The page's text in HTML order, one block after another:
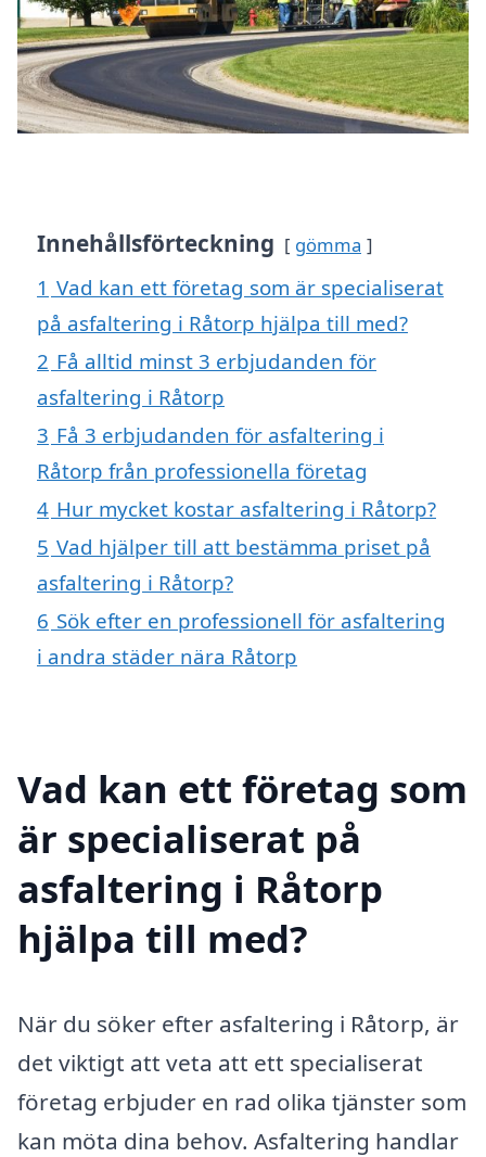
Innehållsförteckning gömma
1 Vad kan ett företag som är specialiserat
på asfaltering i Råtorp hjälpa till med?
2 Få alltid minst 3 erbjudanden för
asfaltering i Råtorp
3 Få 3 erbjudanden för asfaltering i
Råtorp från professionella företag
4 Hur mycket kostar asfaltering i Råtorp?
5 Vad hjälper till att bestämma priset på
asfaltering i Råtorp?
6 Sök efter en professionell för asfaltering
i andra städer nära Råtorp
Vad kan ett företag som
är specialiserat på
asfaltering i Råtorp
hjälpa till med?
När du söker efter asfaltering i Råtorp, är
det viktigt att veta att ett specialiserat
företag erbjuder en rad olika tjänster som
kan möta dina behov. Asfaltering handlar